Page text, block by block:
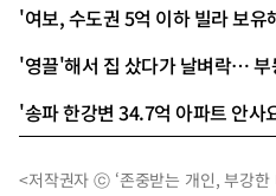
'여보, 수도권 5억 이하 빌라 보
'영끌'해서 집 샀다가 날벼락… 부
'송파 한강변 34.7억 아파트 안
<저작권자 ⓒ ‘존중받는 개인, 부강한